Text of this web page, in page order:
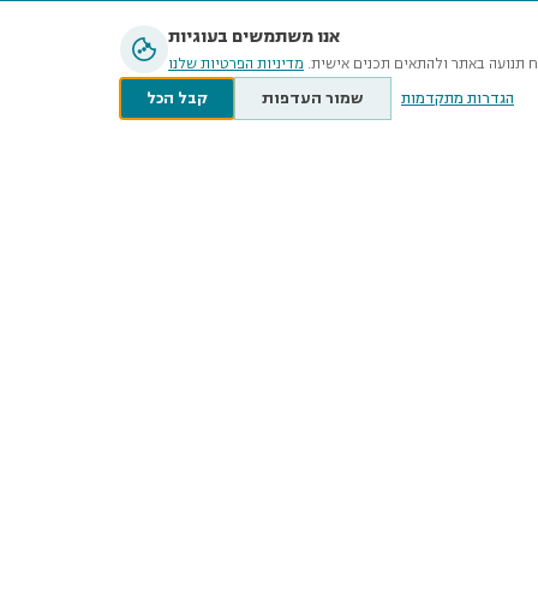
אנו משתמשים בעוגיות
תנועה באתר ולהתאים תכנים אישית. מדיניות הפרטיות שלנו
קבל הכל שמור העדפות הגדרות מתקדמות